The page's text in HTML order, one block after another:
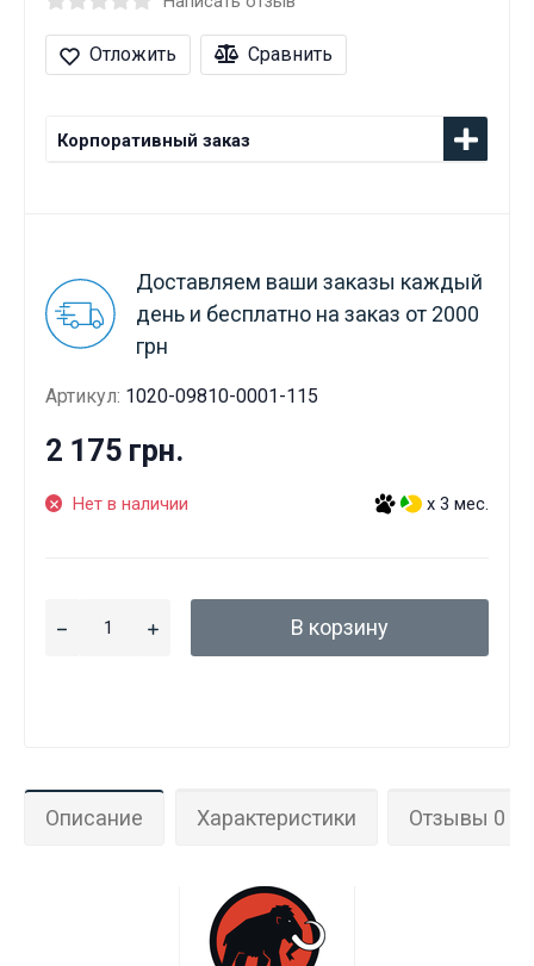
Отложить Сравнить
Корпоративный заказ
Доставляем ваши заказы каждый
день и бесплатно на заказ от 2000
грн
Артикул: 1020-09810-0001-115
2 175 грн.
Нет в наличии x 3 мес.
В корзину
Описание Характеристики Отзывы 0